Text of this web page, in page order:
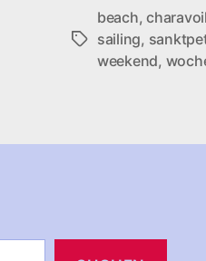
Schlagwörter
beach,
sailing,
weekend,